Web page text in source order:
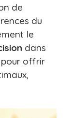
de
du
le
dans
pour offrir